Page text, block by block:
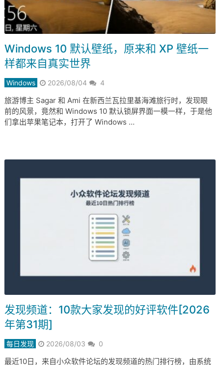
Windows 10 默认壁纸，原来和 XP 壁纸一
样都来自真实世界
Windows 2026/08/04 4
旅游博主 Sagar 和 Ami 在新西兰瓦拉里基海滩旅行时，发现眼
前的风景，竟然和 Windows 10 默认锁屏界面一模一样，于是他
们拿出苹果笔记本，打开了 Windows …
发现频道：10款大家发现的好评软件[2026
年第31期]
每日发现 2026/08/03 0
最近10日，来自小众软件论坛的发现频道的热门排行榜，由系统